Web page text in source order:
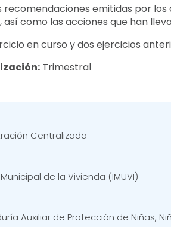
recomendaciones emitidas por
así como las acciones que han
en curso y dos ejercicios
Trimestral
Centralizada
de la Vivienda (IMUVI)
Auxiliar de Protección de Niñas,